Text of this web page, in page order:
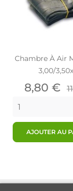
Chambre À Air
3,00/
Prix
8,80 €
AJOUTER AU